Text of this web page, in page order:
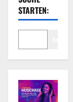
STARTEN: